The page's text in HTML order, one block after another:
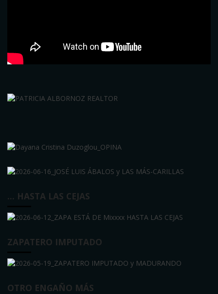
… HASTA LAS CEJAS
ZAPATERO IMPUTADO
OTRO ENGAÑO MÁS